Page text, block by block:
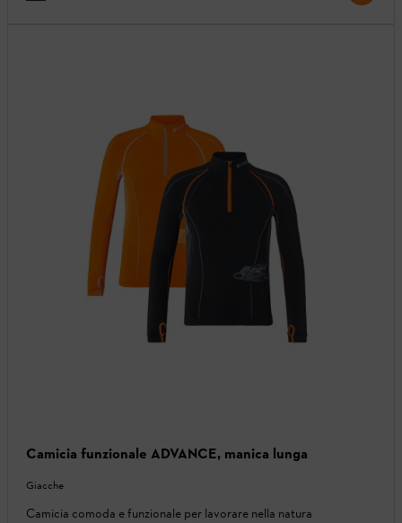
Camicia funzionale ADVANCE, manica lunga
Giacche
Camicia comoda e funzionale per lavorare nella natura